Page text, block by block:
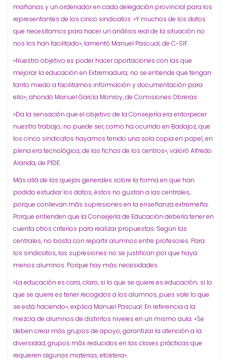
mañanas y un ordenador en cada delegación provincial para los
representantes de los cinco sindicatos. «Y muchos de los datos
que necesitamos para hacer un análisis real de la situación no
nos los han facilitado», lamentó Manuel Pascual, de C-SIF.
«Nuestro objetivo es poder hacer aportaciones con las que
mejorar la educación en Extremadura; no se entiende que tengan
tanto miedo a facilitarnos información y documentación para
ello», ahondó Manuel García Monroy, de Comisiones Obreras.
«Da la sensación que el objetivo de la Consejería era entorpecer
nuestro trabajo; no puede ser, como ha ocurrido en Badajoz, que
los cinco sindicatos hayamos tenido una sola copia en papel, en
plena era tecnológica, de las fichas de los centros», valoró Alfredo
Aranda, de PIDE.
Más allá de las quejas generales sobre la forma en que han
podido estudiar los datos, éstos no gustan a las centrales,
porque conllevan más supresiones en la enseñanza extremeña.
Porque entienden que la Consejería de Educación debería tener en
cuenta otros criterios para realizar propuestas. Según las
centrales, no basta con repartir alumnos entre profesores. Para
los sindicatos, las supresiones no se justifican por que haya
menos alumnos. Porque hay más necesidades.
«La educación es cara, claro, si lo que se quiere es educación; si lo
que se quiere es tener recogidos a los alumnos, pues vale lo que
se está haciendo», explica Manuel Pascual. En referencia a la
mezcla de alumnos de distintos niveles en un mismo aula. «Se
deben crear más grupos de apoyo, garantizar la atención a la
diversidad, grupos más reducidos en las clases prácticas que
requieren algunas materias, etcétera».